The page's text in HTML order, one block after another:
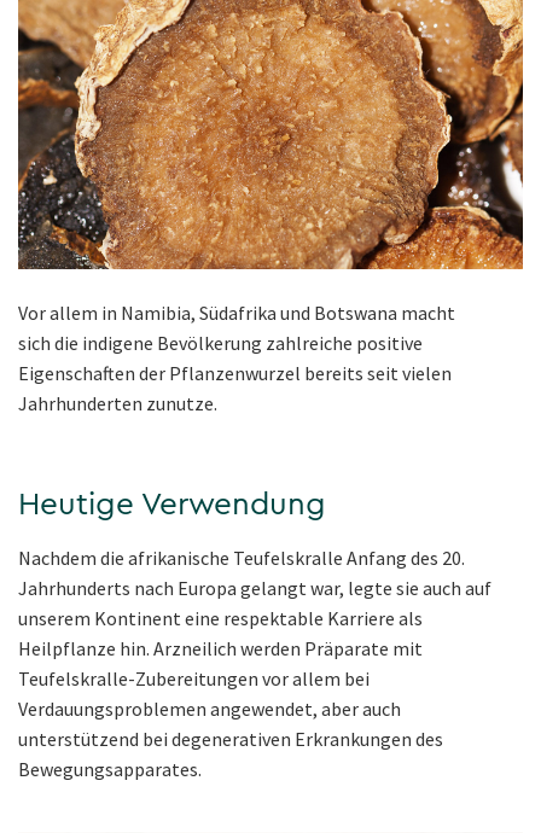
Vor allem in Namibia, Südafrika und Botswana macht
sich die indigene Bevölkerung zahlreiche positive
Eigenschaften der Pflanzenwurzel bereits seit vielen
Jahrhunderten zunutze.
Heutige Verwendung
Nachdem die afrikanische Teufelskralle Anfang des 20.
Jahrhunderts nach Europa gelangt war, legte sie auch auf
unserem Kontinent eine respektable Karriere als
Heilpflanze hin. Arzneilich werden Präparate mit
Teufelskralle-Zubereitungen vor allem bei
Verdauungsproblemen angewendet, aber auch
unterstützend bei degenerativen Erkrankungen des
Bewegungsapparates.